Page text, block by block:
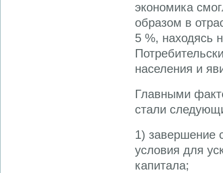
экономика
образом в
5 %, находясь
населе­ния и
Главными
стали
1) завершение
условия для
капитала;